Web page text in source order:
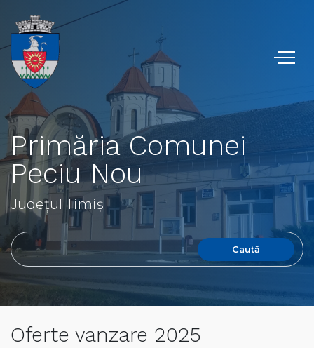
Primăria Comunei
Peciu Nou
Județul Timiș
Caută
Oferte vanzare 2025